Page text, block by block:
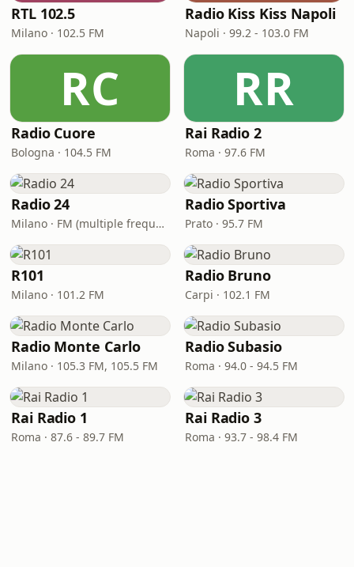
RTL 102.5
Milano · 102.5 FM
Radio Kiss Kiss Napoli
Napoli · 99.2 - 103.0 FM
RC
Radio Cuore
Bologna · 104.5 FM
RR
Rai Radio 2
Roma · 97.6 FM
Radio 24
Milano · FM (multiple frequencies nationwide), DAB, Satellite
Radio Sportiva
Prato · 95.7 FM
R101
Milano · 101.2 FM
Radio Bruno
Carpi · 102.1 FM
Radio Monte Carlo
Milano · 105.3 FM, 105.5 FM
Radio Subasio
Roma · 94.0 - 94.5 FM
Rai Radio 1
Roma · 87.6 - 89.7 FM
Rai Radio 3
Roma · 93.7 - 98.4 FM